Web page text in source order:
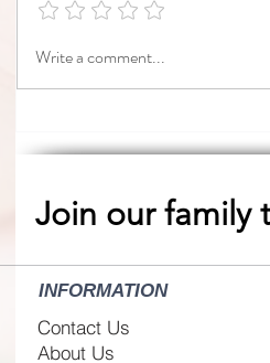
Write a comment...
Join our family
INFORMATION
Contact Us
About Us